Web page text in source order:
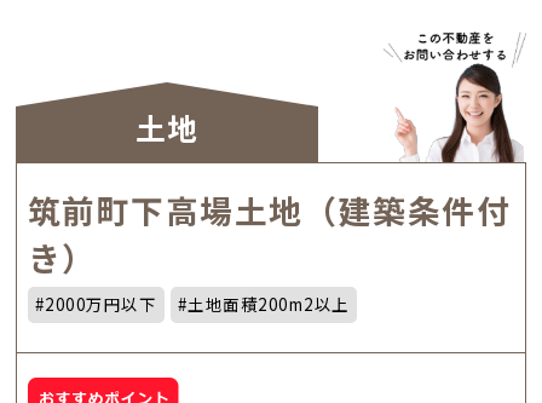
土地
筑前町下高場土地（建築条件付
き）
#2000万円以下 #土地面積200m2以上